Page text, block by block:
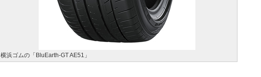
横浜ゴムの「BluEarth-GT AE51」